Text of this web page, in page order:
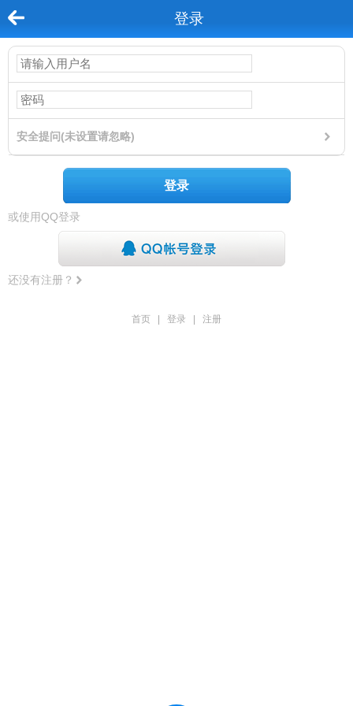
登录
安全提问(未设置请忽略)
登录
或使用QQ登录
还没有注册？
首页 登录 注册